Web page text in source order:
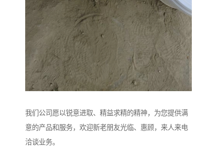
我们公司愿以锐意进取、精益求精的精神，为您提供满
意的产品和服务，欢迎新老朋友光临、惠顾，来人来电
洽谈业务。